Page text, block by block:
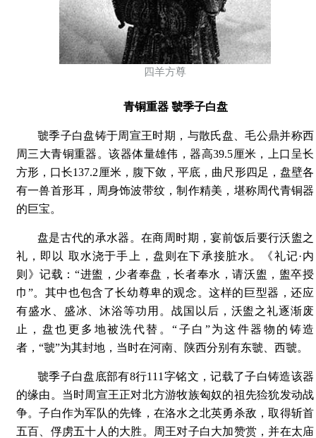
四羊方尊
青铜重器 虢季子白盘
虢季子白盘铸于周宣王时期，与散氏盘、毛公鼎并称西
周三大青铜重器。该器体量雄伟，器高39.5厘米，上口呈长
方形，口长137.2厘米，腹下敛，平底，曲尺形四足，盘壁各
有一兽首形耳，周身饰波带纹，制作精美，堪称周代青铜器
的巨宝。
盘是古代的承水器。在商周时期，宴前饭后要行沃盥之
礼，即以 取水浇于手上，盘则在下承接脏水。《礼记·内
则》记载：“进盥，少者奉盘，长者奉水，请沃盥，盥卒授
巾”。其中也包含了长幼尊卑的观念。这样的巨型器，还应
有盛水、盛冰、沐浴等功用。战国以后，沃盥之礼逐渐废
止，盘也更多地被洗代替。“子白”为这件器物的铸造
者，“虢”为其封地，当时在河南、陕西分别有东虢、西虢。
虢季子白盘底部有8行111字铭文，记载了子白铸造该器
的缘由。当时周宣王正对北方游牧族匈奴的祖先猃狁发动战
争。子白作为军队的先锋，在洛水之北英勇杀敌，取得斩首
五百、俘虏五十人的大胜。周王对子白大加赞赏，并在太庙